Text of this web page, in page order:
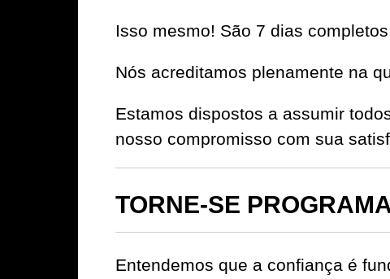
Isso mesmo! São 7 dias
Nós acreditamos plenamente na
Estamos dispostos a assumir
nosso compromisso com sua
TORNE-SE
Entendemos que a confiança é